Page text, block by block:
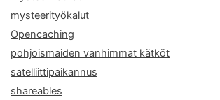
mysteerityökalut
Opencaching
pohjoismaiden vanhimmat kätköt
satelliittipaikannus
shareables